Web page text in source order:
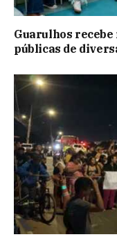
Guarulhos
públicas de